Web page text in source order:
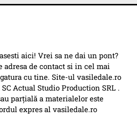
aici! Vrei sa ne dai un pont?
adresa de contact si in cel mai
cu tine. Site-ul vasiledale.ro
Actual Studio Production SRL .
parțială a materialelor este
expres al vasiledale.ro